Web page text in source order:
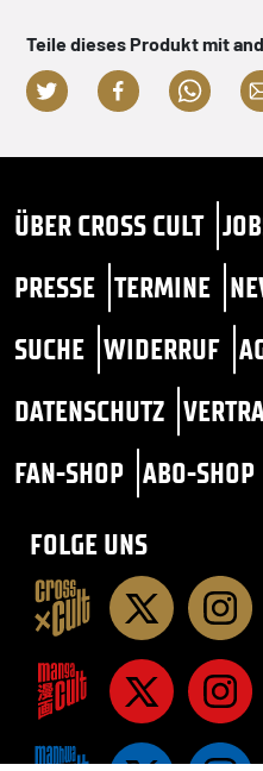
Teile dieses Produkt mit
ÜBER CROSS CULT
PRESSE TERMINE
SUCHE WIDERRUF
DATENSCHUTZ
FAN-SHOP ABO-SHOP
FOLGE UNS